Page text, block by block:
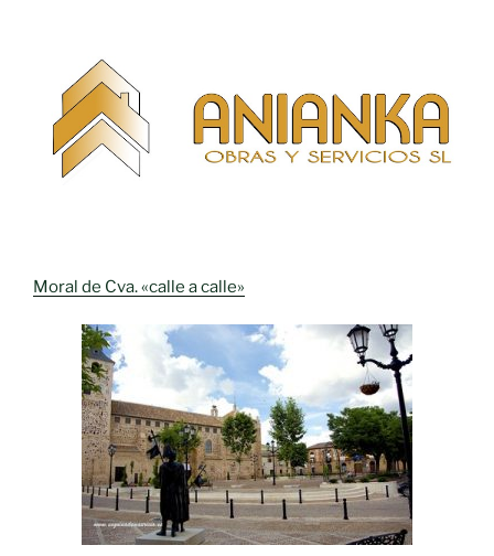
Moral de Cva. «calle a calle»